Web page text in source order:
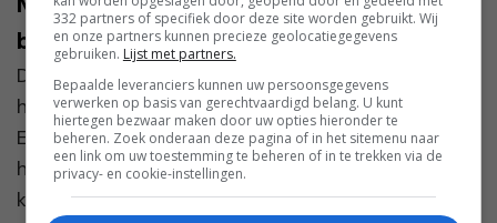
besparen
De prijzen rijzen overal de pan uit en we merken
het ongetwijfeld allemaal in onze portemonnee.
Een paar jaar geleden kon je bijvoorbeeld voor
hetzelfde bedrag een stuk meer boodschappen
kopen dan nu....
332 partners of specifiek door deze site worden gebruikt. Wij
en onze partners kunnen precieze geolocatiegegevens
gebruiken. Lijst met partners.
Bepaalde leveranciers kunnen uw persoonsgegevens
verwerken op basis van gerechtvaardigd belang. U kunt
hiertegen bezwaar maken door uw opties hieronder te
beheren. Zoek onderaan deze pagina of in het sitemenu naar
een link om uw toestemming te beheren of in te trekken via de
privacy- en cookie-instellingen.